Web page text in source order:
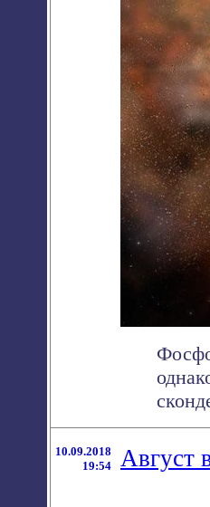
10.09.2018
19:54
Август